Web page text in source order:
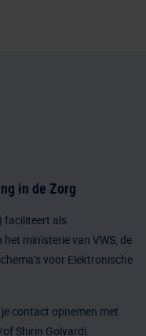
in de Zorg
faciliteert als
ministerie van VWS, de
voor Elektronische
contact opnemen met
Shirin Golyardi.